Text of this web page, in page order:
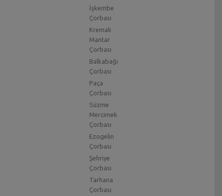
İşkembe
Çorbası
Kremalı
Mantar
Çorbası
Balkabağı
Çorbası
Paça
Çorbası
Süzme
Mercimek
Çorbası
Ezogelin
Çorbası
Şehriye
Çorbası
Tarhana
Çorbası